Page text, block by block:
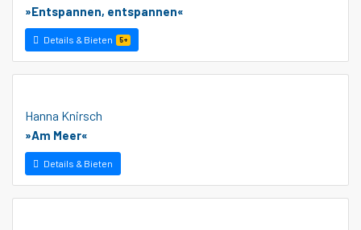
»Entspannen, entspannen«
Details & Bieten 5+
Hanna Knirsch
»Am Meer«
Details & Bieten